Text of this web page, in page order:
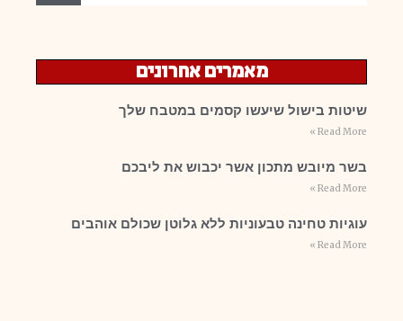
מאמרים אחרונים
שיטות בישול שיעשו קסמים במטבח שלך
Read More »
בשר מיובש מתכון אשר יכבוש את ליבכם
Read More »
עוגיות טחינה טבעוניות ללא גלוטן שכולם אוהבים
Read More »